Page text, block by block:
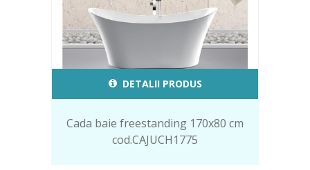
DETALII PRODUS
Cada baie freestanding 170x80 cm
cod.CAJUCH1775